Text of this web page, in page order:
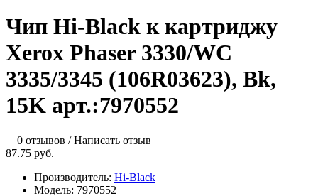
Чип Hi-Black к картриджу
Xerox Phaser 3330/WC
3335/3345 (106R03623), Bk,
15K арт.:7970552
0 отзывов /Написать отзыв
87.75 руб.
Производитель: Hi-Black
Модель: 7970552